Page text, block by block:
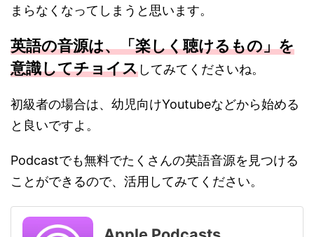
まらなくなってしまうと思います。
英語の音源は、「楽しく聴けるもの」を
意識してチョイスしてみてくださいね。
初級者の場合は、幼児向けYoutubeなどから始める
と良いですよ。
Podcastでも無料でたくさんの英語音源を見つける
ことができるので、活用してみてください。